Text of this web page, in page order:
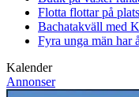
Flotta flottar på plats
Bachatakväll med
Fyra unga män har
Kalender
Annonser